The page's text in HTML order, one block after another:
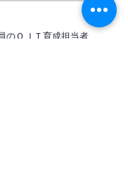
のＯＪＴ育成担当者